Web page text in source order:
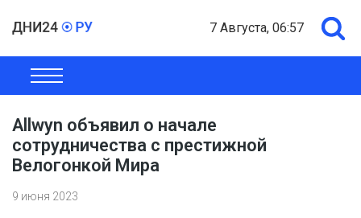
7 Августа, 06:57
ОБЩЕСТВО
Allwyn объявил о начале
сотрудничества с престижной
Велогонкой Мира
9 июня 2023